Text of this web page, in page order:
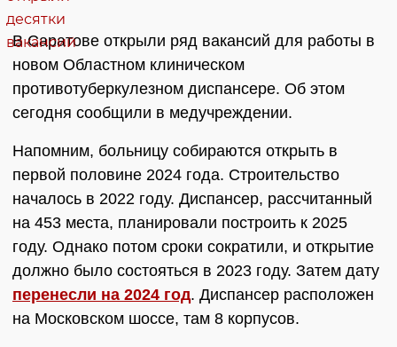
В Саратове открыли ряд вакансий для работы в
новом Областном клиническом
противотуберкулезном диспансере. Об этом
сегодня сообщили в медучреждении.
Напомним, больницу собираются открыть в
первой половине 2024 года. Строительство
началось в 2022 году. Диспансер, рассчитанный
на 453 места, планировали построить к 2025
году. Однако потом сроки сократили, и открытие
должно было состояться в 2023 году. Затем дату
перенесли на 2024 год. Диспансер расположен
на Московском шоссе, там 8 корпусов.